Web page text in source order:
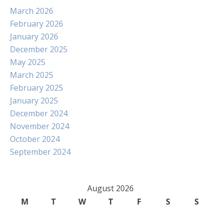
March 2026
February 2026
January 2026
December 2025
May 2025
March 2025
February 2025
January 2025
December 2024
November 2024
October 2024
September 2024
August 2026
M
T W T F S
S